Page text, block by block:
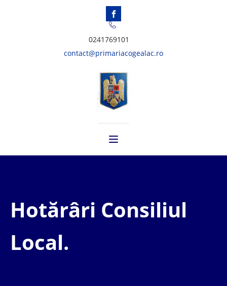
0241769101
contact@primariacogealac.ro
Hotărâri Consiliul
Local.